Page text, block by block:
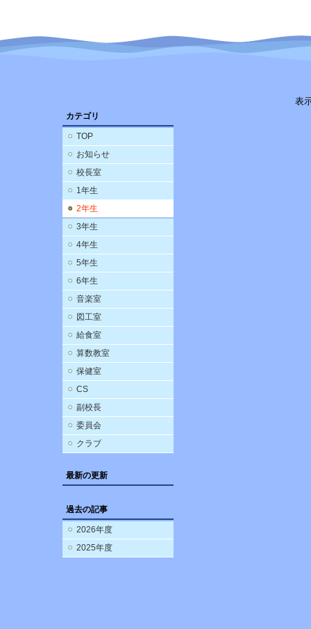
カテゴリ
TOP
お知らせ
校長室
1年生
2年生
3年生
4年生
5年生
6年生
音楽室
図工室
給食室
算数教室
保健室
CS
副校長
委員会
クラブ
最新の更新
過去の記事
2026年度
2025年度
表